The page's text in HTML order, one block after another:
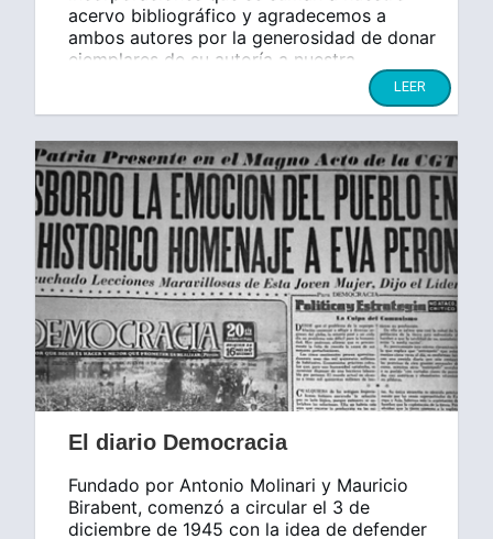
acervo bibliográfico y agradecemos a
ambos autores por la generosidad de donar
ejemplares de su autoría a nuestra
LEER
El diario Democracia
Fundado por Antonio Molinari y Mauricio
Birabent, comenzó a circular el 3 de
diciembre de 1945 con la idea de defender